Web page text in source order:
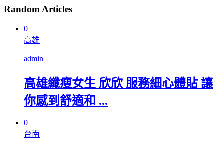
Random Articles
0
高雄
admin
高雄纖瘦女生 欣欣 服務細心體貼 讓
你感到舒適和 ...
0
台南